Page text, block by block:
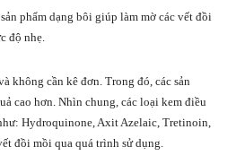
phẩm dạng bôi giúp làm mờ các vết đồi
độ nhẹ.
không cần kê đơn. Trong đó, các sản
cao hơn. Nhìn chung, các loại kem điều
Hydroquinone, Axit Azelaic, Tretinoin,
đồi mồi qua quá trình sử dụng.